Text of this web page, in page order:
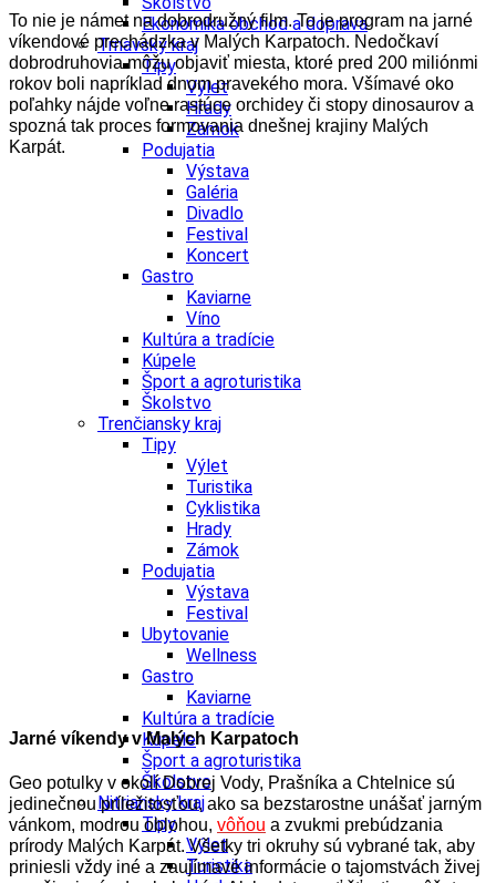
Ekonomika obchod a doprava
Trnavský kraj
Tipy
Výlet
Hrady
Zámok
Podujatia
Výstava
Galéria
Divadlo
Festival
Koncert
Gastro
Kaviarne
Víno
Kultúra a tradície
Kúpele
Šport a agroturistika
Školstvo
Trenčiansky kraj
Tipy
Výlet
Turistika
Cyklistika
Hrady
Zámok
Podujatia
Výstava
Festival
Ubytovanie
Wellness
Gastro
Kaviarne
Kultúra a tradície
Kúpele
Šport a agroturistika
Školstvo
Nitriansky kraj
Tipy
Výlet
Turistika
To nie je námet na dobrodružný film. To je program na jarné
víkendové prechádzka v Malých Karpatoch. Nedočkaví
dobrodruhovia môžu objaviť miesta, ktoré pred 200 miliónmi
rokov boli napríklad dnom pravekého mora. Všímavé oko
poľahky nájde voľne rastúce orchidey či stopy dinosaurov a
spozná tak proces formovania dnešnej krajiny Malých
Karpát.
Jarné víkendy v Malých Karpatoch
Geo potulky v okolí Dobrej Vody, Prašníka a Chtelnice sú
jedinečnou príležitosťou, ako sa bezstarostne unášať jarným
vánkom, modrou oblohou, vôňou a zvukmi prebúdzania
prírody Malých Karpát. Všetky tri okruhy sú vybrané tak, aby
priniesli vždy iné a zaujímavé informácie o tajomstvách živej